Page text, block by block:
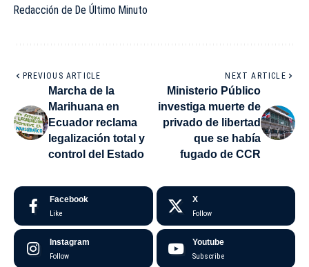
Redacción de De Último Minuto
PREVIOUS ARTICLE
Marcha de la
Marihuana en
Ecuador reclama
legalización total y
control del Estado
NEXT ARTICLE
Ministerio Público
investiga muerte de
privado de libertad
que se había
fugado de CCR
Facebook
Like
X
Follow
Instagram
Follow
Youtube
Subscribe